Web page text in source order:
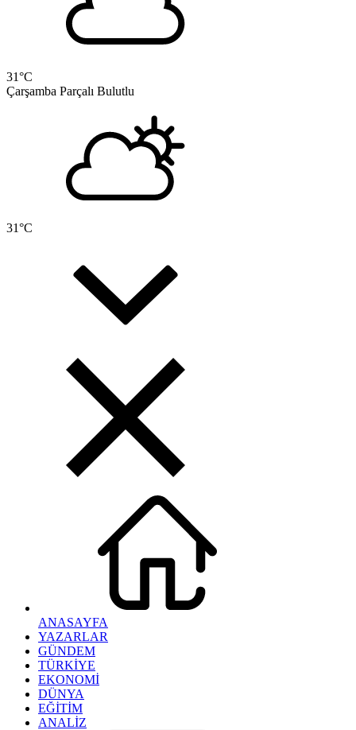
31°C
Çarşamba Parçalı Bulutlu
31°C
ANASAYFA
YAZARLAR
GÜNDEM
TÜRKİYE
EKONOMİ
DÜNYA
EĞİTİM
ANALİZ